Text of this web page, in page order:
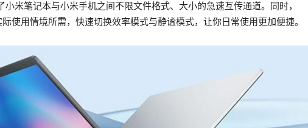
小米笔记本与小米手机之间不限文件格式、大小的急速互传通道。同时，
使用情境所需，快速切换效率模式与静谧模式，让你日常使用更加便捷。